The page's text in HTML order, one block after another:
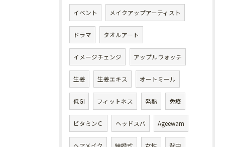
イベント メイクアップアーティスト
ドラマ タオルアート
イメージチェンジ アップルウォッチ
生姜 生姜エキス オートミール
低GI フィットネス 発熱 免疫
ビタミンＣ ヘッドスパ Ageewam